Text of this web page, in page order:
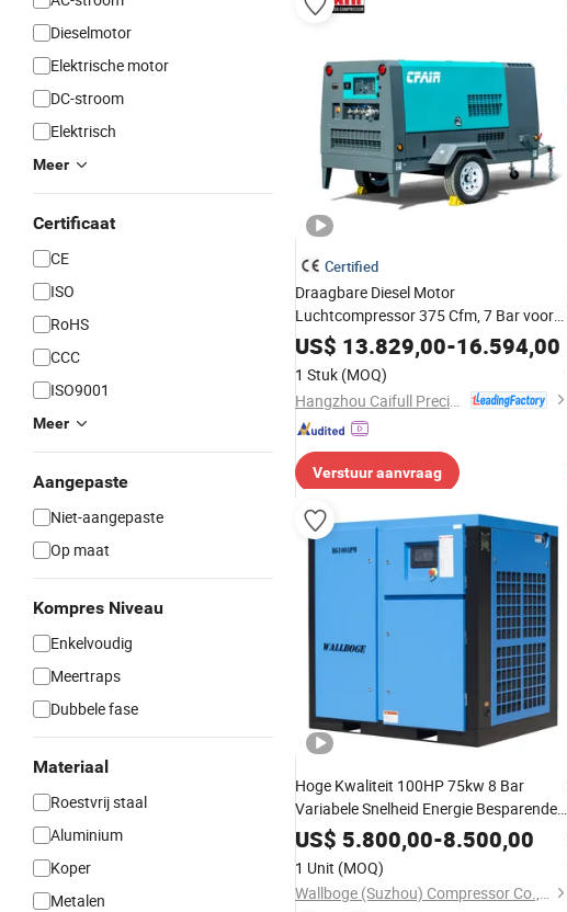
Dieselmotor
Elektrische motor
DC-stroom
Elektrisch
Meer
Certificaat
CE
ISO
RoHS
CCC
ISO9001
Meer
Aangepaste
Niet-aangepaste
Op maat
Kompres Niveau
Enkelvoudig
Meertraps
Dubbele fase
Materiaal
Roestvrij staal
Aluminium
Koper
Metalen
Certified
Draagbare Diesel Motor
Luchtcompressor 375 Cfm, 7 Bar voor
Bouw
US$ 13.829,00-16.594,00
1 Stuk (MOQ)
Verstuur aanvraag
Hoge Kwaliteit 100HP 75kw 8 Bar
Variabele Snelheid Energie Besparende
Industriële Schroef Luchtcompressor
US$ 5.800,00-8.500,00
1 Unit (MOQ)
Wallboge (Suzhou) Compressor Co., Ltd.